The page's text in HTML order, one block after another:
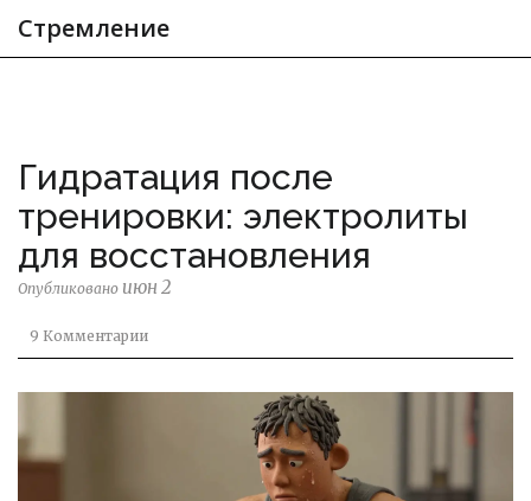
Стремление
Гидратация после
тренировки: электролиты
для восстановления
Опубликовано июн 2
9 Комментарии